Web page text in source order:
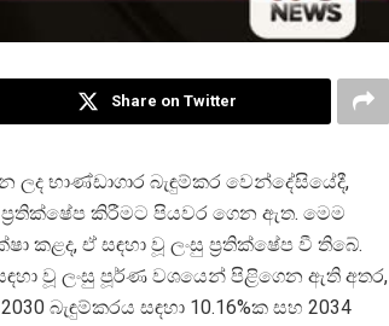
Share on Twitter
භාණ්ඩාගාර බැඳුම්කර වෙන්දේසියේදී,
රතික්ෂේප කිරීමට පියවර ගෙන ඇත. මෙම
කළද, ඒ සඳහා වූ ලංසු ප්රතික්ෂේප වී තිබේ.
වූ ලංසු පූර්ණ වශයෙන් පිළිගෙන ඇති අතර,
බැඳුම්කරය සඳහා 10.16%ක සහ 2034